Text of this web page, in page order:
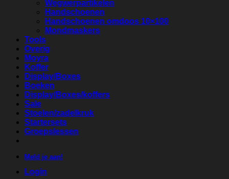
Wegwerpartikelen
Handschoenen
Handschoenen omdoos 10×100
Mondmaskers
Tools
Overig
Moyra
Koffer
Display/Boxes
Boeken
Display/Boxes/koffers
Sale
Stoelen/zadelkruk
Startersets
Groepslessen
Meld je aan!
Login